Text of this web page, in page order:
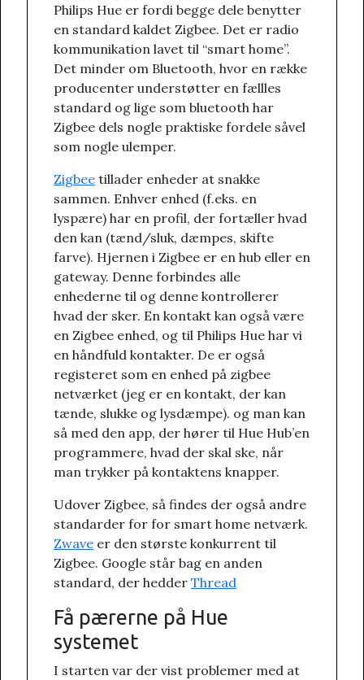
Philips Hue er fordi begge dele benytter
en standard kaldet Zigbee. Det er radio
kommunikation lavet til “smart home”.
Det minder om Bluetooth, hvor en række
producenter understøtter en fællles
standard og lige som bluetooth har
Zigbee dels nogle praktiske fordele såvel
som nogle ulemper.
Zigbee tillader enheder at snakke
sammen. Enhver enhed (f.eks. en
lyspære) har en profil, der fortæller hvad
den kan (tænd/sluk, dæmpes, skifte
farve). Hjernen i Zigbee er en hub eller en
gateway. Denne forbindes alle
enhederne til og denne kontrollerer
hvad der sker. En kontakt kan også være
en Zigbee enhed, og til Philips Hue har vi
en håndfuld kontakter. De er også
registeret som en enhed på zigbee
netværket (jeg er en kontakt, der kan
tænde, slukke og lysdæmpe). og man kan
så med den app, der hører til Hue Hub’en
programmere, hvad der skal ske, når
man trykker på kontaktens knapper.
Udover Zigbee, så findes der også andre
standarder for for smart home netværk.
Zwave er den største konkurrent til
Zigbee. Google står bag en anden
standard, der hedder Thread
Få pærerne på Hue
systemet
I starten var der vist problemer med at